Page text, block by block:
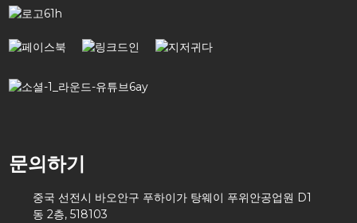
문의하기
중국 선전시 바오안구 푸하이가 탕웨이 푸위안공업원 D1
동 2층, 518103